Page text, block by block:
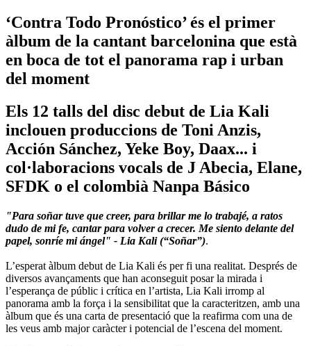
‘Contra Todo Pronóstico’ és el primer
àlbum de la cantant barcelonina que està
en boca de tot el panorama rap i urban
del moment
Els 12 talls del disc debut de Lia Kali
inclouen produccions de Toni Anzis,
Acción Sánchez, Yeke Boy, Daax... i
col·laboracions vocals de J Abecia, Elane,
SFDK o el colombià Nanpa Básico
"Para soñar tuve que creer, para brillar me lo trabajé, a ratos
dudo de mi fe, cantar para volver a crecer. Me siento delante del
papel, sonríe mi ángel" - Lia Kali (“Soñar”).
L’esperat àlbum debut de Lia Kali és per fi una realitat. Després de
diversos avançaments que han aconseguit posar la mirada i
l’esperança de públic i crítica en l’artista, Lia Kali irromp al
panorama amb la força i la sensibilitat que la caracteritzen, amb una
àlbum que és una carta de presentació que la reafirma com una de
les veus amb major caràcter i potencial de l’escena del moment.